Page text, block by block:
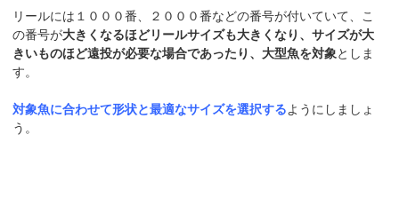
リールには１０００番、２０００番などの番号が付いていて、こ
の番号が大きくなるほどリールサイズも大きくなり、サイズが大
きいものほど遠投が必要な場合であったり、大型魚を対象としま
す。
対象魚に合わせて形状と最適なサイズを選択するようにしましょ
う。